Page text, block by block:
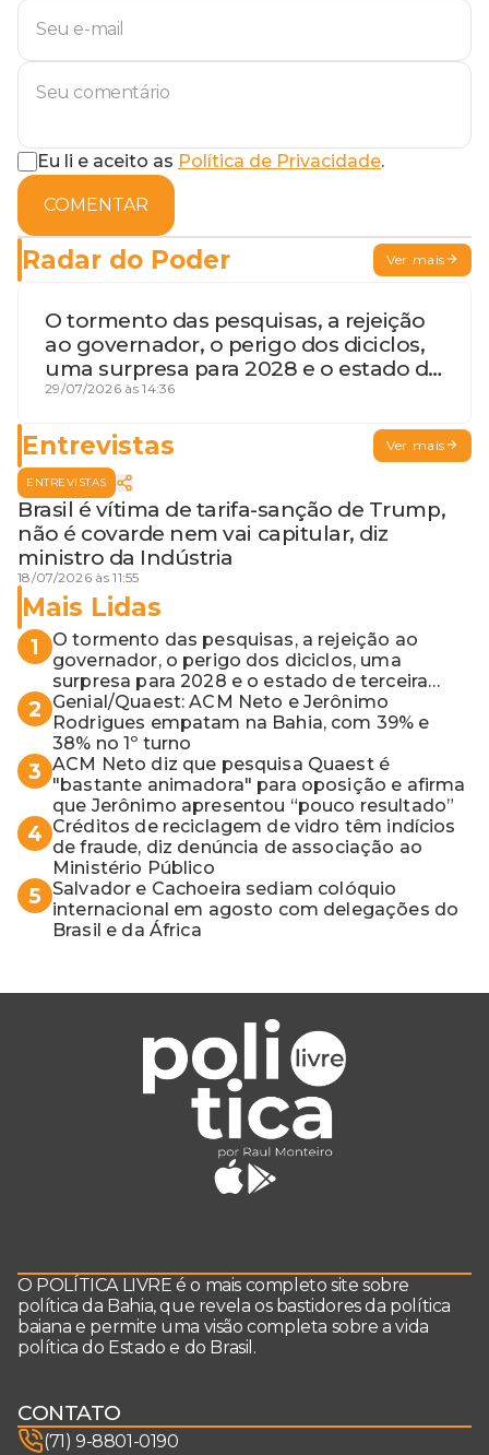
Eu li e aceito as Política de Privacidade.
COMENTAR
Radar do Poder Ver mais
O tormento das pesquisas, a rejeição
ao governador, o perigo dos diciclos,
uma surpresa para 2028 e o estado de
terceira guerra mundial
29/07/2026 às 14:36
Entrevistas Ver mais
ENTREVISTAS
Brasil é vítima de tarifa-sanção de Trump,
não é covarde nem vai capitular, diz
ministro da Indústria
18/07/2026 às 11:55
Mais Lidas
1
O tormento das pesquisas, a rejeição ao
governador, o perigo dos diciclos, uma
surpresa para 2028 e o estado de terceira
guerra mundial
2
Genial/Quaest: ACM Neto e Jerônimo
Rodrigues empatam na Bahia, com 39% e
38% no 1º turno
3 ACM Neto diz que pesquisa Quaest é
"bastante animadora" para oposição e afirma
que Jerônimo apresentou “pouco resultado”
4 Créditos de reciclagem de vidro têm indícios
de fraude, diz denúncia de associação ao
Ministério Público
5
Salvador e Cachoeira sediam colóquio
internacional em agosto com delegações do
Brasil e da África
O POLÍTICA LIVRE é o mais completo site sobre
política da Bahia, que revela os bastidores da política
baiana e permite uma visão completa sobre a vida
política do Estado e do Brasil.
CONTATO
(71) 9-8801-0190